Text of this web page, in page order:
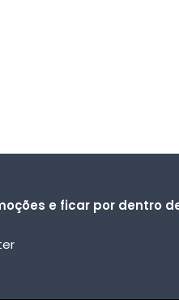
e ficar por dentro